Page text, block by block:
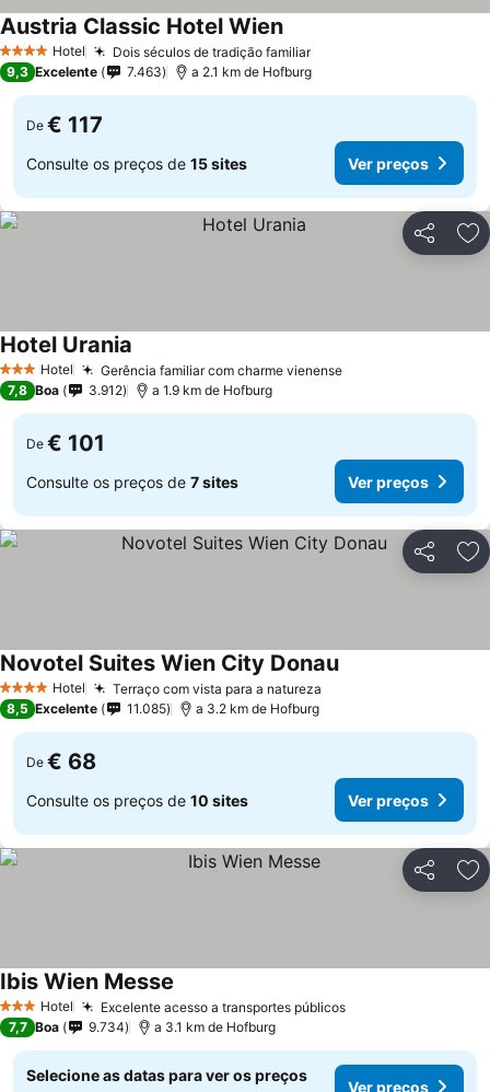
4 EstrelasHotel Dois séculos de tradição familiar
Austria Classic Hotel Wien
9,3 Excelente 7.463 a 2.1 km de Hofburg
De € 117
Consulte os preços de 15 sites Ver preços
Partilhar
3 EstrelasHotel Gerência familiar com charme vienense
Hotel Urania
7,8 Boa 3.912 a 1.9 km de Hofburg
De € 101
Consulte os preços de 7 sites Ver preços
Partilhar
4 EstrelasHotel Terraço com vista para a natureza
Novotel Suites Wien City Donau
8,5 Excelente 11.085 a 3.2 km de Hofburg
De € 68
Consulte os preços de 10 sites Ver preços
Partilhar
3 EstrelasHotel Excelente acesso a transportes públicos
Ibis Wien Messe
7,7 Boa 9.734 a 3.1 km de Hofburg
Selecione as datas para ver os preços
Ver preços